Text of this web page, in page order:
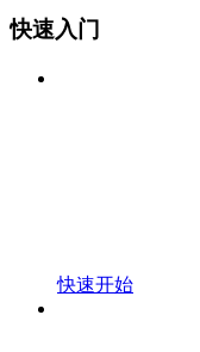
快速入门
快速开始